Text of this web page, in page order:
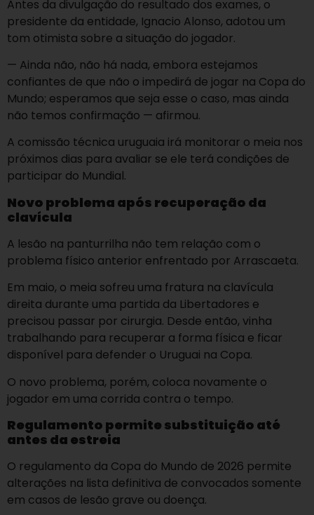
Antes da divulgação do resultado dos exames, o
presidente da entidade, Ignacio Alonso, adotou um
tom otimista sobre a situação do jogador.
— Ainda não, não há nada, embora estejamos
confiantes de que não o impedirá de jogar na Copa do
Mundo; esperamos que seja esse o caso, mas ainda
não temos confirmação — afirmou.
A comissão técnica uruguaia irá monitorar o meia nos
próximos dias para avaliar se ele terá condições de
participar do Mundial.
Novo problema após recuperação da
clavícula
A lesão na panturrilha não tem relação com o
problema físico anterior enfrentado por Arrascaeta.
Em maio, o meia sofreu uma fratura na clavícula
direita durante uma partida da Libertadores e
precisou passar por cirurgia. Desde então, vinha
trabalhando para recuperar a forma física e ficar
disponível para defender o Uruguai na Copa.
O novo problema, porém, coloca novamente o
jogador em uma corrida contra o tempo.
Regulamento permite substituição até
antes da estreia
O regulamento da Copa do Mundo de 2026 permite
alterações na lista definitiva de convocados somente
em casos de lesão grave ou doença.